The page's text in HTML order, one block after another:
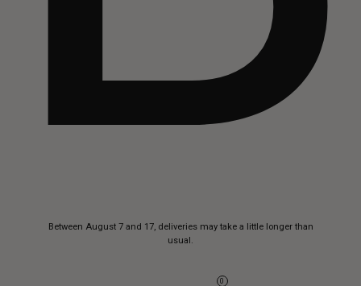
Between August 7 and 17, deliveries may take a little longer than
usual.
0